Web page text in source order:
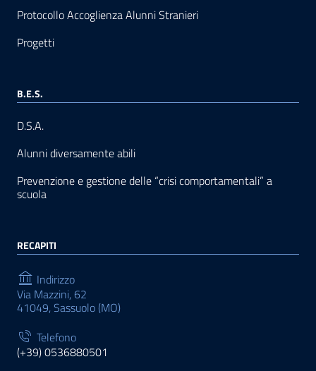
Protocollo Accoglienza Alunni Stranieri
Progetti
B.E.S.
D.S.A.
Alunni diversamente abili
Prevenzione e gestione delle “crisi comportamentali” a
scuola
RECAPITI
Indirizzo
Via Mazzini, 62
41049, Sassuolo (MO)
Telefono
(+39) 0536880501